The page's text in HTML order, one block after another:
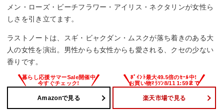
メン・ローズ・ビーチフラワー・アイリス・ネクタリンが女性ら
しさを引き立てます。
ラストノートは、スギ・ビャクダン・ムスクが落ち着きのある大
人の女性を演出。男性からも女性からも愛される、クセの少ない
香りです。
Amazonで見る 楽天市場で見る